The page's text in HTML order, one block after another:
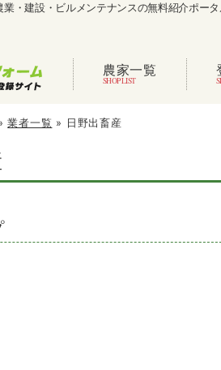
・建設・ビルメンテナンスの無料紹介ポー
農家一覧
業者一覧 » 日野出畜産